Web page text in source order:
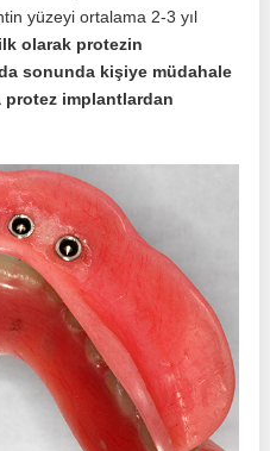
yüzeyi ortalama 2-3 yıl
olarak protezin
sonunda kişiye müdahale
protez implantlardan